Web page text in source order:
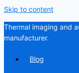
Skip to content
Thermal imaging and
manufacturer.
Blog